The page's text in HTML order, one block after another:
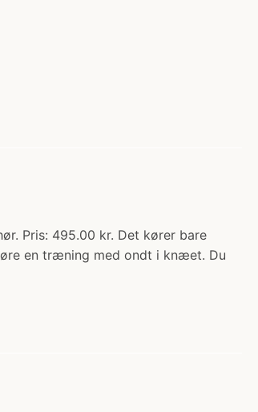
Pris: 495.00 kr. Det kører bare
en træning med ondt i knæet. Du